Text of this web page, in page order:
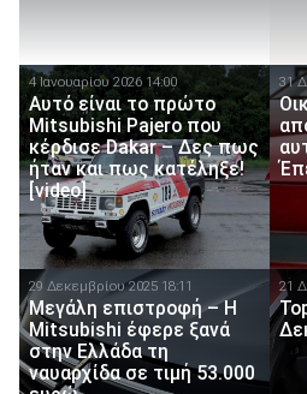
4 Ιανουαρίου 2026 14:00
Αυτό είναι το πρώτο
Mitsubishi Pajero που
κέρδισε Dakar – Δες πως
ήταν και πως κατέληξε!
[video]
31
29 Δεκεμβρίου 2025 18:11
Μεγάλη επιστροφή – Η
Mitsubishi έφερε ξανά
στην Ελλάδα τη
ναυαρχίδα σε τιμή 53.000
21